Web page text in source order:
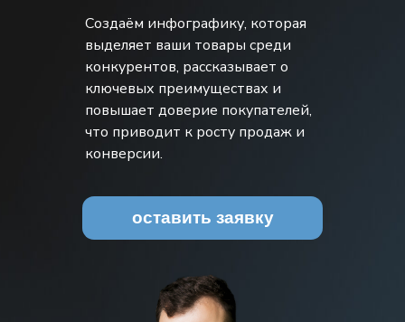
оставить заявку
Создаём инфографику, которая
выделяет ваши товары среди
конкурентов, рассказывает о
ключевых преимуществах и
повышает доверие покупателей,
что приводит к росту продаж и
конверсии.